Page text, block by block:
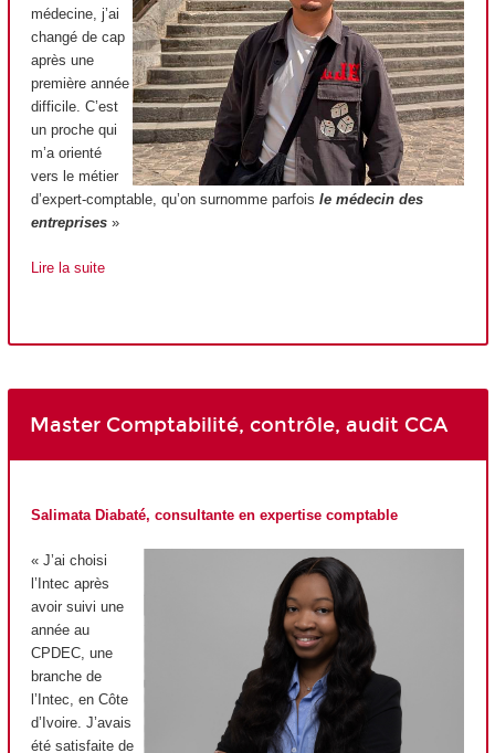
médecine, j’ai
changé de cap
après une
première année
difficile. C’est
un proche qui
m’a orienté
vers le métier
d’expert-comptable, qu’on surnomme parfois le médecin des
entreprises »
Lire la suite
Master Comptabilité, contrôle, audit CCA
Salimata Diabaté, consultante en expertise comptable
« J’ai choisi
l’Intec après
avoir suivi une
année au
CPDEC, une
branche de
l’Intec, en Côte
d’Ivoire. J’avais
été satisfaite de